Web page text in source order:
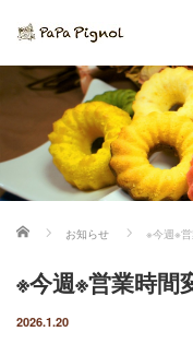
ホーム お知らせ ※今週※
※今週※営業時間
2026.1.20